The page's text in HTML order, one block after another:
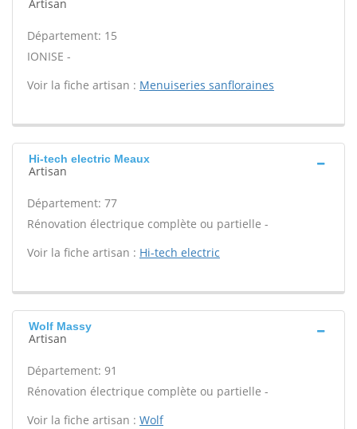
Artisan
Département: 15
IONISE -
Voir la fiche artisan : Menuiseries sanfloraines
Hi-tech electric Meaux
Artisan
Département: 77
Rénovation électrique complète ou partielle -
Voir la fiche artisan : Hi-tech electric
Wolf Massy
Artisan
Département: 91
Rénovation électrique complète ou partielle -
Voir la fiche artisan : Wolf